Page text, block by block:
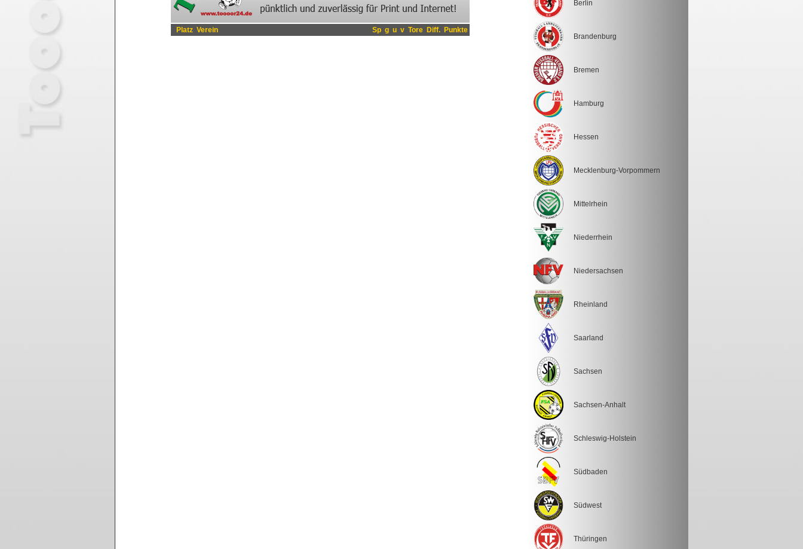
Platz Verein Sp g u v Tore Diff. Punkte
Berlin
Brandenburg
Bremen
Hamburg
Hessen
Mecklenburg-Vorpommern
Mittelrhein
Niederrhein
Niedersachsen
Rheinland
Saarland
Sachsen
Sachsen-Anhalt
Schleswig-Holstein
Südbaden
Südwest
Thüringen